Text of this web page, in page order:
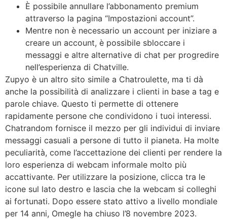
È possibile annullare l’abbonamento premium
attraverso la pagina “Impostazioni account”.
Mentre non è necessario un account per iniziare a
creare un account, è possibile sbloccare i
messaggi e altre alternative di chat per progredire
nell’esperienza di Chatville.
Zupyo è un altro sito simile a Chatroulette, ma ti dà
anche la possibilità di analizzare i clienti in base a tag e
parole chiave. Questo ti permette di ottenere
rapidamente persone che condividono i tuoi interessi.
Chatrandom fornisce il mezzo per gli individui di inviare
messaggi casuali a persone di tutto il pianeta. Ha molte
peculiarità, come l’accettazione dei clienti per rendere la
loro esperienza di webcam informale molto più
accattivante. Per utilizzare la posizione, clicca tra le
icone sul lato destro e lascia che la webcam si colleghi
ai fortunati. Dopo essere stato attivo a livello mondiale
per 14 anni, Omegle ha chiuso l’8 novembre 2023.